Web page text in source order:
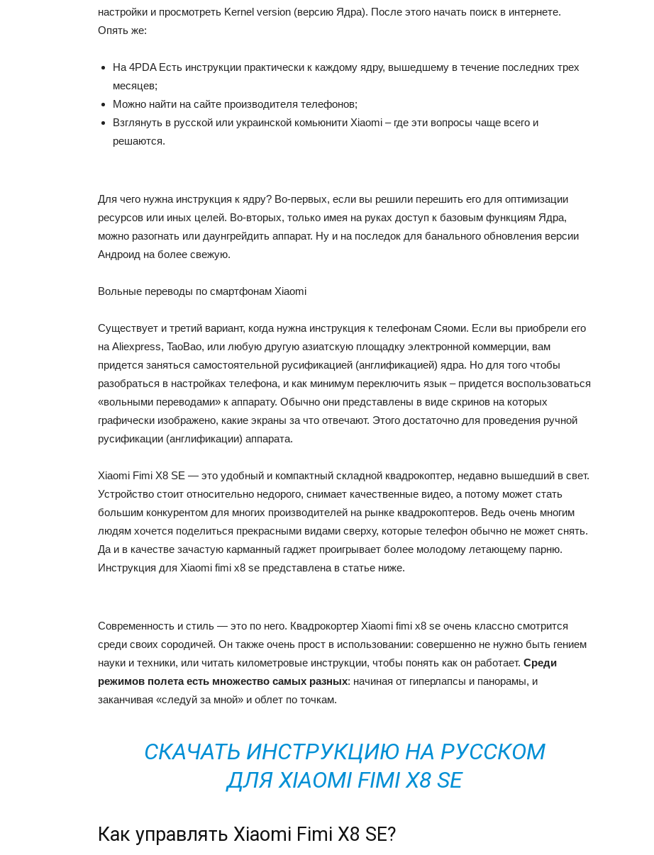
настройки и просмотреть Kernel version (версию Ядра). После этого начать поиск в интернете.
Опять же:
На 4PDA Есть инструкции практически к каждому ядру, вышедшему в течение последних трех
месяцев;
Можно найти на сайте производителя телефонов;
Взглянуть в русской или украинской комьюнити Xiaomi – где эти вопросы чаще всего и
решаются.
Для чего нужна инструкция к ядру? Во-первых, если вы решили перешить его для оптимизации
ресурсов или иных целей. Во-вторых, только имея на руках доступ к базовым функциям Ядра,
можно разогнать или даунгрейдить аппарат. Ну и на последок для банального обновления версии
Андроид на более свежую.
Вольные переводы по смартфонам Xiaomi
Существует и третий вариант, когда нужна инструкция к телефонам Сяоми. Если вы приобрели его
на Aliexpress, TaoBao, или любую другую азиатскую площадку электронной коммерции, вам
придется заняться самостоятельной русификацией (англификацией) ядра. Но для того чтобы
разобраться в настройках телефона, и как минимум переключить язык – придется воспользоваться
«вольными переводами» к аппарату. Обычно они представлены в виде скринов на которых
графически изображено, какие экраны за что отвечают. Этого достаточно для проведения ручной
русификации (англификации) аппарата.
Xiaomi Fimi X8 SE — это удобный и компактный складной квадрокоптер, недавно вышедший в свет.
Устройство стоит относительно недорого, снимает качественные видео, а потому может стать
большим конкурентом для многих производителей на рынке квадрокоптеров. Ведь очень многим
людям хочется поделиться прекрасными видами сверху, которые телефон обычно не может снять.
Да и в качестве зачастую карманный гаджет проигрывает более молодому летающему парню.
Инструкция для Xiaomi fimi x8 se представлена в статье ниже.
Современность и стиль — это по него. Квадрокортер Xiaomi fimi x8 se очень классно смотрится
среди своих сородичей. Он также очень прост в использовании: совершенно не нужно быть гением
науки и техники, или читать километровые инструкции, чтобы понять как он работает. Среди
режимов полета есть множество самых разных: начиная от гиперлапсы и панорамы, и
заканчивая «следуй за мной» и облет по точкам.
СКАЧАТЬ ИНСТРУКЦИЮ НА РУССКОМ
ДЛЯ XIAOMI FIMI X8 SE
Как управлять Xiaomi Fimi X8 SE?